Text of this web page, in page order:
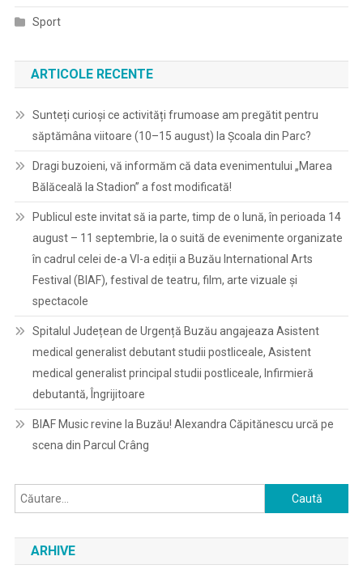
Sport
ARTICOLE RECENTE
Sunteți curioși ce activități frumoase am pregătit pentru
săptămâna viitoare (10–15 august) la Școala din Parc?
Dragi buzoieni, vă informăm că data evenimentului „Marea
Bălăceală la Stadion” a fost modificată!
Publicul este invitat să ia parte, timp de o lună, în perioada 14
august – 11 septembrie, la o suită de evenimente organizate
în cadrul celei de-a VI-a ediții a Buzău International Arts
Festival (BIAF), festival de teatru, film, arte vizuale și
spectacole
Spitalul Județean de Urgență Buzău angajeaza Asistent
medical generalist debutant studii postliceale, Asistent
medical generalist principal studii postliceale, Infirmieră
debutantă, Îngrijitoare
BIAF Music revine la Buzău! Alexandra Căpitănescu urcă pe
scena din Parcul Crâng
Caută
după:
ARHIVE